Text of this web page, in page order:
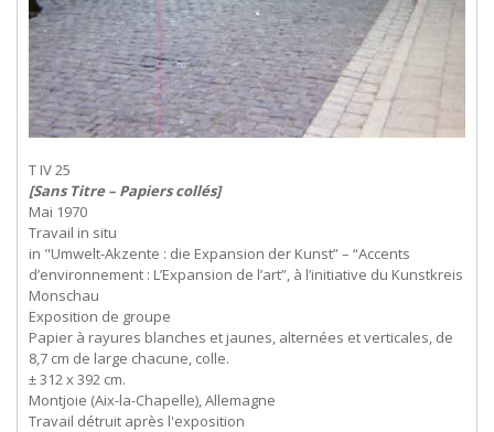
T IV 25
[Sans Titre – Papiers collés]
Mai 1970
Travail in situ
in "Umwelt-Akzente : die Expansion der Kunst” – “Accents
d’environnement : L’Expansion de l’art”, à l’initiative du Kunstkreis
Monschau
Exposition de groupe
Papier à rayures blanches et jaunes, alternées et verticales, de
8,7 cm de large chacune, colle.
± 312 x 392 cm.
Montjoie (Aix-la-Chapelle), Allemagne
Travail détruit après l'exposition